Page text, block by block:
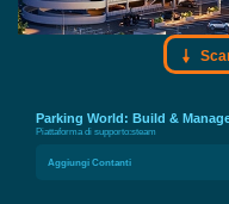
Parking World: Build &
Piattaforma di supporto:steam
Aggiungi Contanti